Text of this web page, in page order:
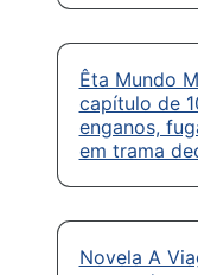
Êta Mundo
capítulo de
enganos,
em trama
Novela A